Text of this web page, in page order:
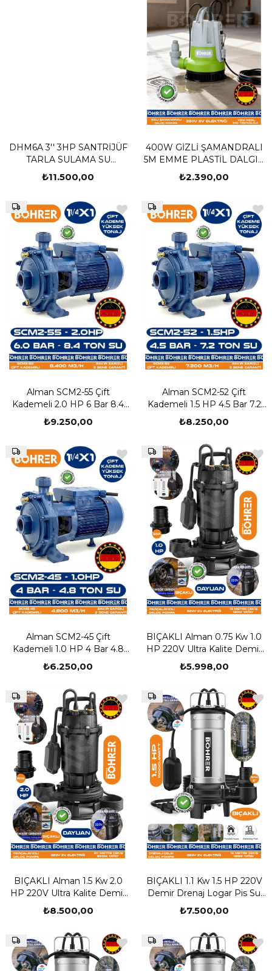
DHM6A 3'' 3HP SANTRİJÜF
TARLA SULAMA SU
POMPASI - SAATTE 60TON
SU
₺11.500,00
400W GİZLİ ŞAMANDRALI
5M EMME PLASTİL DALGIÇ
SU TAHLİYE DRENAJ
POMPASI
₺2.390,00
Alman SCM2-55 Çift
Kademeli 2.0 HP 6 Bar 8.4
Ton Su - Kademeli Su
Pompası - Bakır Sargılı - Su
₺9.250,00
Alman SCM2-52 Çift
Kademeli 1.5 HP 4.5 Bar 7.2
Ton Su - Kademeli Su
Pompası - Bakır Sargılı - Su
₺8.250,00
Alman SCM2-45 Çift
Kademeli 1.0 HP 4 Bar 4.8
Ton Su - Kademeli Su
Pompası - Bakır Sargılı - Su
₺6.250,00
BIÇAKLI Alman 0.75 Kw 1.0
HP 220V Ultra Kalite Demir
Drenaj Logar Pis Su
Parçalayıcılı Çelik Gövde
Derinlik -130m Yatay | 2" Su
Çıkış Ağzı
₺5.998,00
BIÇAKLI Alman 1.5 Kw 2.0
HP 220V Ultra Kalite Demir
Drenaj Logar Pis Su
Parçalayıcılı Çelik Gövde
Dalgıç Tahliye Pompası | 20
Derinlik -200m Yatay | 2" Su
Çıkış Ağzı
₺8.500,00
BIÇAKLI 1.1 Kw 1.5 HP 220V
Demir Drenaj Logar Pis Su
Parçalayıcılı Çelik Gövde
Dalgıç Tahliye Pompası | 13.5
Derinlik -135m Yatay | 2" Su
Çıkış Ağzı
₺7.500,00